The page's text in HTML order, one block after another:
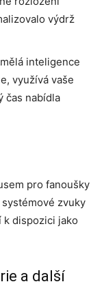
výdrž
inteligence
využívá vaše
čas nabídla
pro fanoušky
systémové zvuky
k dispozici jako
a další